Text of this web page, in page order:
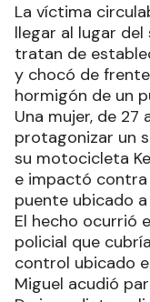
La víctima
llegar al lugar
tratan de
y chocó de
hormigón de un
Una mujer, de 27
protagonizar un
su motocicleta
e impactó contra
puente ubicado
El hecho ocurrió
policial que
control ubicado
Miguel acudió